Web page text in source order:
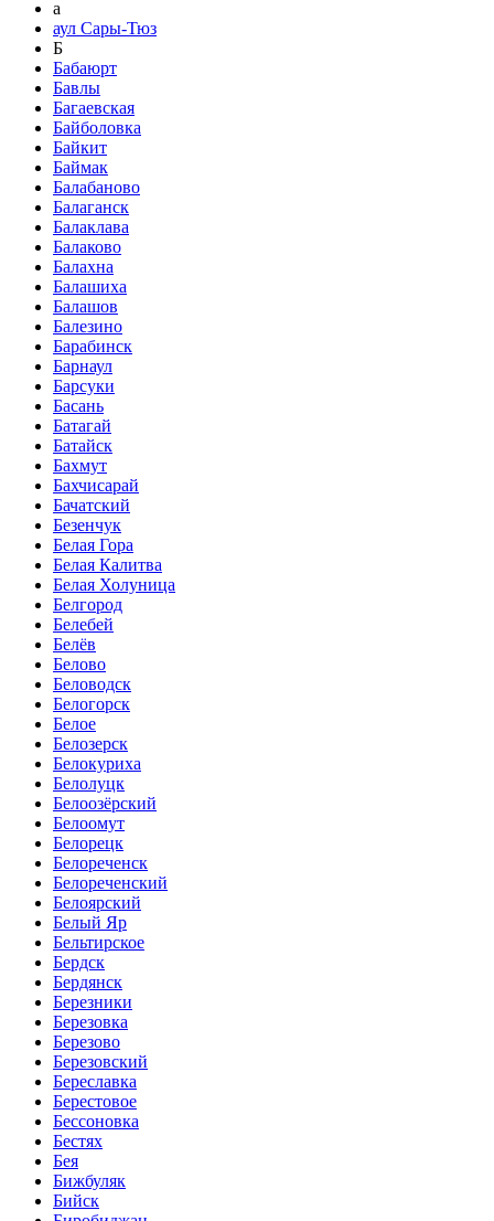
а
аул Сары-Тюз
Б
Бабаюрт
Бавлы
Багаевская
Байболовка
Байкит
Баймак
Балабаново
Балаганск
Балаклава
Балаково
Балахна
Балашиха
Балашов
Балезино
Барабинск
Барнаул
Барсуки
Басань
Батагай
Батайск
Бахмут
Бахчисарай
Бачатский
Безенчук
Белая Гора
Белая Калитва
Белая Холуница
Белгород
Белебей
Белёв
Белово
Беловодск
Белогорск
Белое
Белозерск
Белокуриха
Белолуцк
Белоозёрский
Белоомут
Белорецк
Белореченск
Белореченский
Белоярский
Белый Яр
Бельтирское
Бердск
Бердянск
Березники
Березовка
Березово
Березовский
Береславка
Берестовое
Бессоновка
Бестях
Бея
Бижбуляк
Бийск